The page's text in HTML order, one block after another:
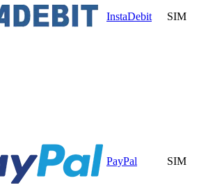
InstaDebit SIM
PayPal SIM